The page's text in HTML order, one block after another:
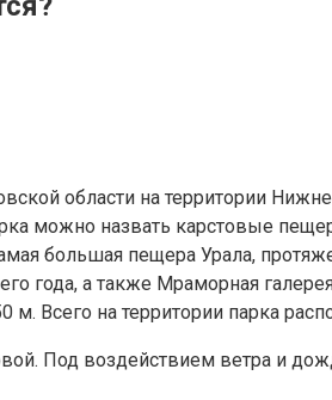
области на территории
можно назвать карстовые
большая пещера Урала,
года, а также Мраморная
Всего на территории парка
Под воздействием ветра и